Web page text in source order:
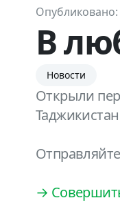
Опубликовано:
В
Новости
Открыли
→